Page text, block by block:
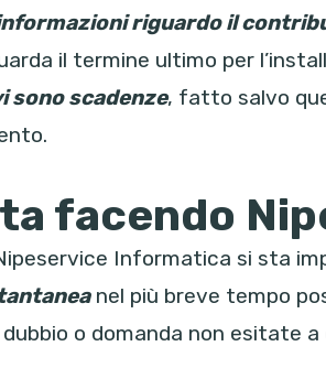
riguardo il
il termine ultimo per
sono scadenze, fatto salvo
facendo
Informatica si sta
nel più breve tempo
dubbio o domanda non